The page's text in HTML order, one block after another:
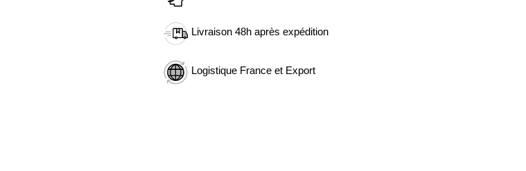
Livraison 48h après expédition
Logistique France et Export